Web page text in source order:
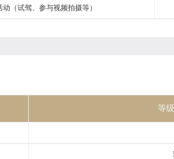
动（试驾、参与视频拍摄等）
等